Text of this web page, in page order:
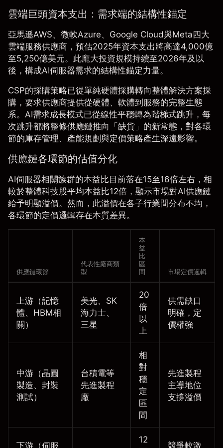
雲端巨頭資本支出：需求端的結構性錨定
亞馬遜AWS、微軟Azure、Google Cloud與Meta四大
雲端服務供應商，預估2025年資本支出將高達4,000億
至5,250億美元。此龐大投資規模持續至2026年及以
後，構成AI伺服器需求的結構性錨定力量。
CSP的採購策略已從單純硬體採購轉向整體解決方案採
購，要求供應商提供從硬體、軟體到服務的完整生態
系。AI需求成長模式已從線性平穩轉為階梯式跳升，每
次跳升都將整條供應鏈推向「缺貨」的新常態，對各環
節的庫存管理、產能規劃與定價策略產生深遠影響。
供應鏈各環節的估值分化
AI伺服器相關族群的本益比目前落在15至16倍左右，相
較於整體科技股平均本益比12倍，顯示市場對AI供應鏈
給予明顯溢價。然而，此溢價在各子行業間分布不均，
各環節的定價邏輯存在本質差異。
供應鏈環節
代表性廠商類
型
本
益
比
區
間
市場定價邏輯
上游（記憶
體、HBM相
關）
美光、SK
海力士、
三星
20
倍
以
上
供需缺口
明確，定
價權強
中游（晶圓
製造、封裝
測試）
台積電等
先進製程
廠
相
對
穩
定
區
間
先進製程
主導地位
支撐溢價
下游（伺服
12
競爭較激